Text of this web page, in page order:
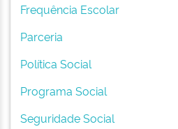
Frequência Escolar
Parceria
Política Social
Programa Social
Seguridade Social